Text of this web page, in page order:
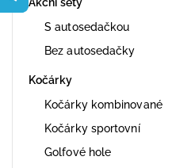
S autosedačkou
Bez autosedačky
Kočárky
Kočárky kombinované
Kočárky sportovní
Golfové hole